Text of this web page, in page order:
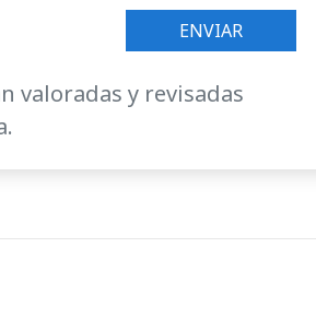
valoradas y revisadas